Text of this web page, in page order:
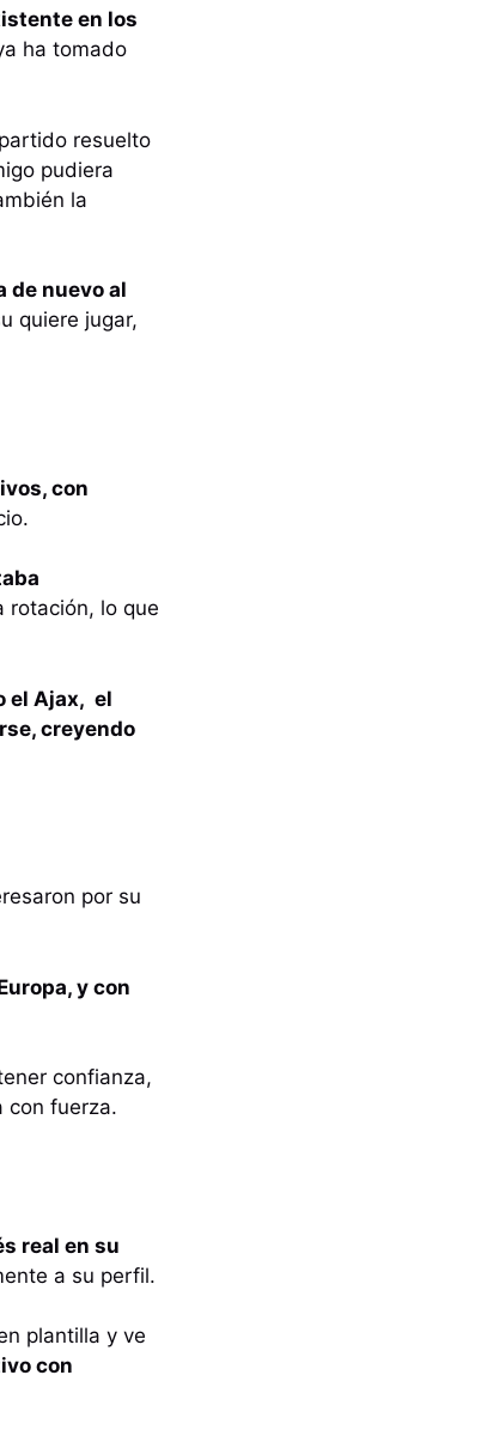
en los
ha tomado
resuelto
pudiera
la
de nuevo al
quiere jugar,
con
rotación, lo que
el Ajax, el
creyendo
por su
y con
confianza,
con fuerza.
real en su
a su perfil.
plantilla y ve
con